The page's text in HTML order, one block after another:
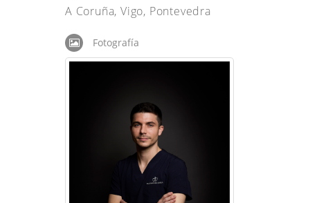
A Coruña, Vigo, Pontevedra
Fotografía